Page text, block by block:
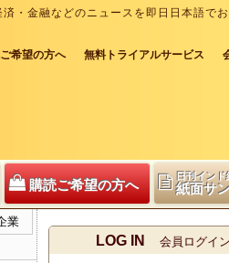
・金融などのニュースを即日日本語で
希望の方へ 無料トライアルサービス
購読ご希望の方へ
日刊インド
紙面サ
業
LOG IN 会員ログイン